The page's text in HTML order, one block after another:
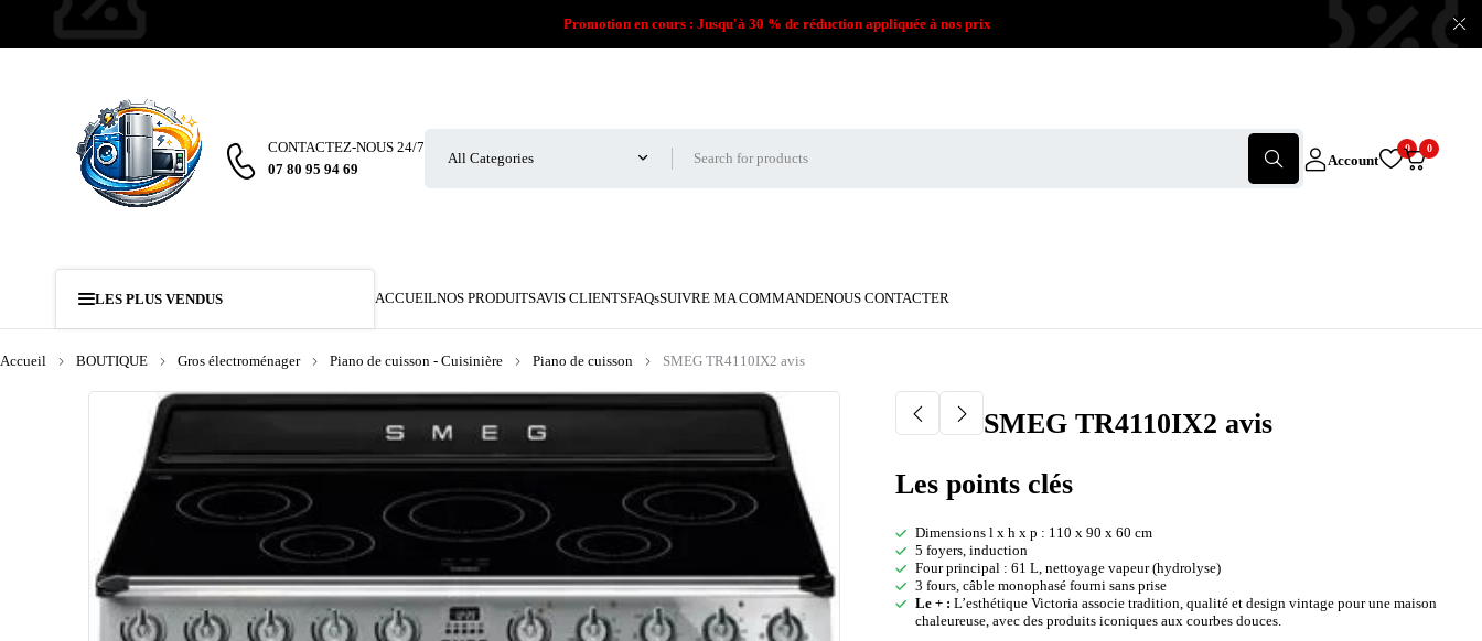
Promotion en cours : Jusqu'à 30 % de réduction appliquée à nos prix
CONTACTEZ-NOUS 24/7
07 80 95 94 69
Account
0 0
LES PLUS VENDUS ACCUEILNOS PRODUITSAVIS CLIENTSFAQsSUIVRE MA COMMANDENOUS CONTACTER
Accueil BOUTIQUE Gros électroménager Piano de cuisson - Cuisinière Piano de cuisson SMEG TR4110IX2 avis
SMEG TR4110IX2 avis
Les points clés
Dimensions l x h x p : 110 x 90 x 60 cm
5 foyers, induction
Four principal : 61 L, nettoyage vapeur (hydrolyse)
3 fours, câble monophasé fourni sans prise
Le + : L’esthétique Victoria associe tradition, qualité et design vintage pour une maison
chaleureuse, avec des produits iconiques aux courbes douces.